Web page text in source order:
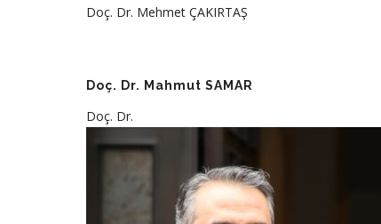
Doç. Dr. Mehmet ÇAKIRTAŞ
Doç. Dr. Mahmut SAMAR
Doç. Dr.